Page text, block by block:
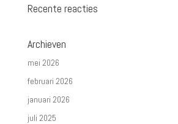
Recente reacties
Archieven
mei 2026
februari 2026
januari 2026
juli 2025